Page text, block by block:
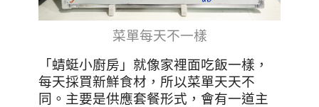
菜單每天不一樣
「蜻蜓小廚房」就像家裡面吃飯一樣，
每天採買新鮮食材，所以菜單天天不
同。主要是供應套餐形式，會有一道主